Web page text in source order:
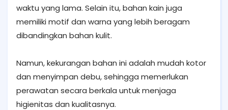
waktu yang lama. Selain itu, bahan kain juga
memiliki motif dan warna yang lebih beragam
dibandingkan bahan kulit.
Namun, kekurangan bahan ini adalah mudah kotor
dan menyimpan debu, sehingga memerlukan
perawatan secara berkala untuk menjaga
higienitas dan kualitasnya.